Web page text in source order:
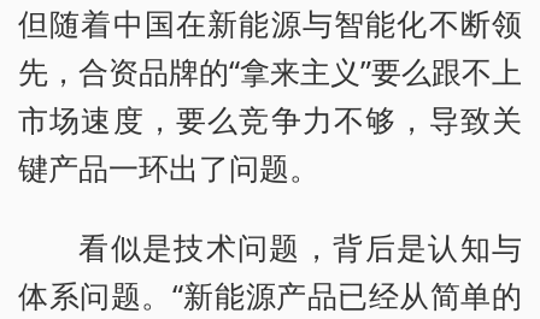
但随着中国在新能源与智能化不断领
先，合资品牌的“拿来主义”要么跟不上
市场速度，要么竞争力不够，导致关
键产品一环出了问题。
看似是技术问题，背后是认知与
体系问题。“新能源产品已经从简单的